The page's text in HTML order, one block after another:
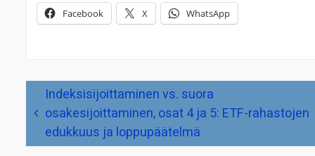
Facebook X WhatsApp
Artikkelien
selausIndeksisijoittaminen vs. suora
osakesijoittaminen, osat 4 ja 5: ETF-rahastojen
edukkuus ja loppupäätelmä